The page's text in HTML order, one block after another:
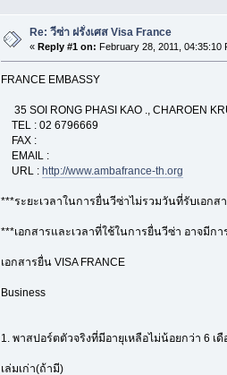
Re: วีซ่า ฝรั่งเศส Visa France
« Reply #1 on: February 28, 2011, 04:35:10
FRANCE EMBASSY
35 SOI RONG PHASI KAO ., CHAROEN
TEL : 02 6796669
FAX :
EMAIL :
URL : http://www.ambafrance-th.org
***ระยะเวลาในการยื่นวีซ่าไม่รวมวันที่รับเอกส
***เอกสารและเวลาที่ใช้ในการยื่นวีซ่า อาจมีก
เอกสารยื่น VISA FRANCE
Business
1. พาสปอร์ตตัวจริงที่มีอายุเหลือไม่น้อยกว่า 6
เล่มเก่า(ถ้ามี)